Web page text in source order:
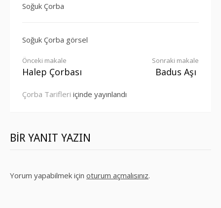
Soğuk Çorba
Soğuk Çorba görsel
Okumaya
devam
et
Önceki makale
Halep Çorbası
Sonraki makale
Badus Aşı
Çorba Tarifleri içinde yayınlandı
BIR YANIT YAZIN
Yorum yapabilmek için oturum açmalısınız.